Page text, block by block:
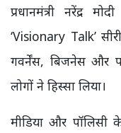
प्रधानमंत्री नरेंद्र
‘Visionary Talk’
गवर्नेंस, बिजनेस और
लोगों ने हिस्सा लिया।
मीडिया और पॉलिसी